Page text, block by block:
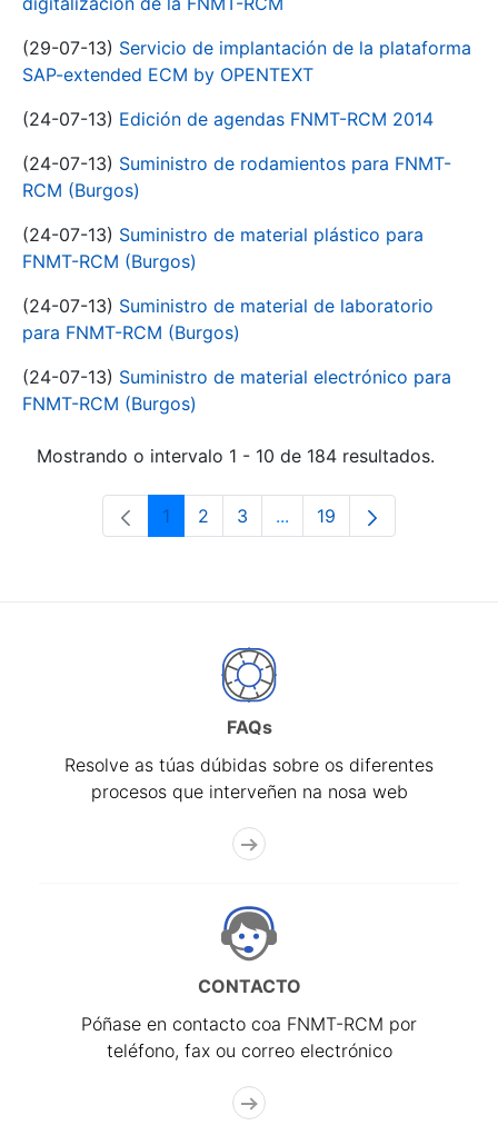
(29-07-13) Servicio de implantación de la plataforma
SAP-extended ECM by OPENTEXT
(24-07-13) Edición de agendas FNMT-RCM 2014
(24-07-13) Suministro de rodamientos para FNMT-
RCM (Burgos)
(24-07-13) Suministro de material plástico para
FNMT-RCM (Burgos)
(24-07-13) Suministro de material de laboratorio
para FNMT-RCM (Burgos)
(24-07-13) Suministro de material electrónico para
FNMT-RCM (Burgos)
Mostrando o intervalo 1 - 10 de 184 resultados.
Páxina
1 Páxina
2 Páxina
3 ...Páxinas intermedias Use
Páxina
19
FAQs
Resolve as túas dúbidas sobre os diferentes
procesos que interveñen na nosa web
CONTACTO
Póñase en contacto coa FNMT-RCM por
teléfono, fax ou correo electrónico